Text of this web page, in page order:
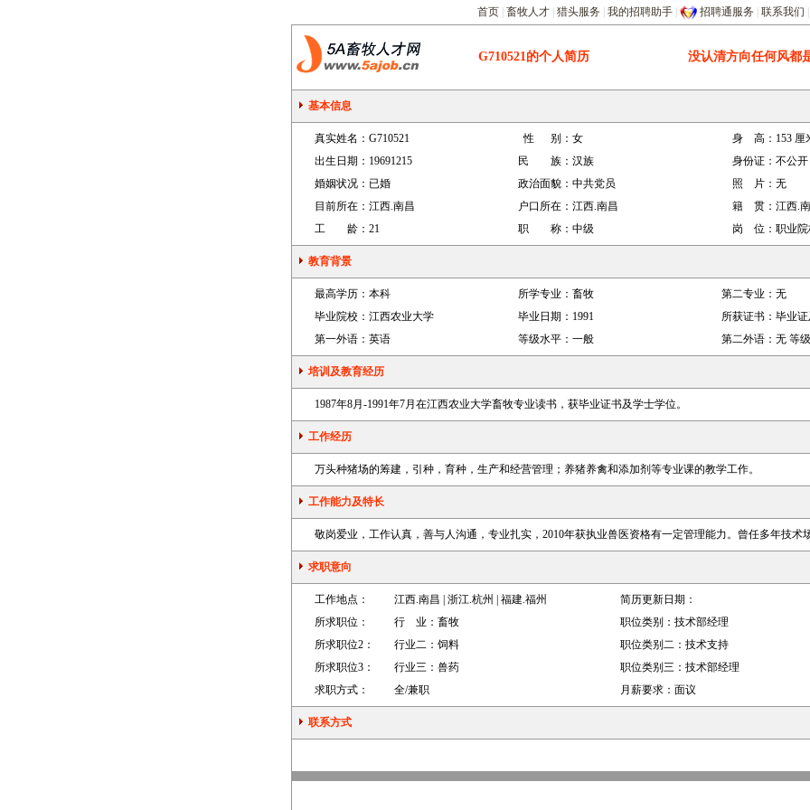
首页 畜牧人才 猎头服务 我的招聘助手 招聘通服务 联系我们
G710521的个人简历 没认清方向任何风都
基本信息
真实姓名： G710521 性 别： 女 身 高： 153 厘
出生日期： 19691215 民 族： 汉族 身份证： 不公开
婚姻状况： 已婚 政治面貌： 中共党员 照 片： 无
目前所在： 江西.南昌 户口所在： 江西.南昌 籍 贯： 江西.
工 龄： 21 职 称： 中级 岗 位： 职业
教育背景
最高学历： 本科 所学专业： 畜牧 第二专业： 无
毕业院校： 江西农业大学 毕业日期： 1991 所获证书： 毕业
第一外语： 英语 等级水平： 一般 第二外语： 无 等级
培训及教育经历
1987年8月-1991年7月在江西农业大学畜牧专业读书，获毕业证书及学士学位。
工作经历
万头种猪场的筹建，引种，育种，生产和经营管理；养猪养禽和添加剂等专业课的教学工作。
工作能力及特长
敬岗爱业，工作认真，善与人沟通，专业扎实，2010年获执业兽医资格有一定管理能力。曾任多年技术
求职意向
工作地点： 江西.南昌 | 浙江.杭州 | 福建.福州
简历更新日期：
所求职位：
行 业： 畜牧 职位类别： 技术部经理
所求职位2：
行业二： 饲料 职位类别二： 技术支持
所求职位3：
行业三： 兽药 职位类别三： 技术部经理
求职方式：
全/兼职 月薪要求： 面议
联系方式